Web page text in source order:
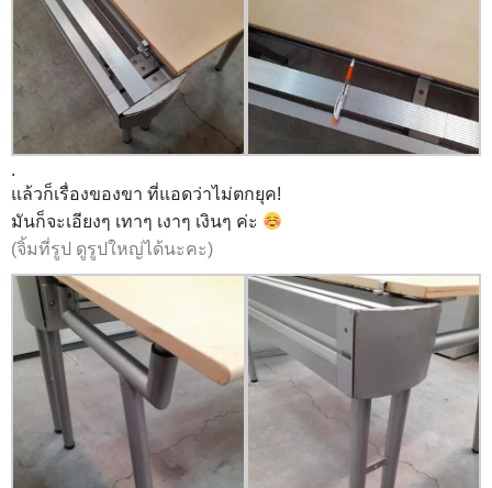
.
แล้วก็เรื่องของขา ที่แอดว่าไม่ตกยุค!
มันก็จะเอียงๆ เทาๆ เงาๆ เงินๆ ค่ะ
(จิ้มที่รูป ดูรูปใหญ่ได้นะคะ)